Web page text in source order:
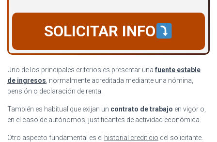
SOLICITAR INFO
Uno de los principales criterios es presentar una fuente estable
de ingresos , normalmente acreditada mediante una nómina,
pensión o declaración de renta.
También es habitual que exijan un contrato de trabajo en vigor o,
en el caso de autónomos, justificantes de actividad económica.
Otro aspecto fundamental es el historial crediticio del solicitante.